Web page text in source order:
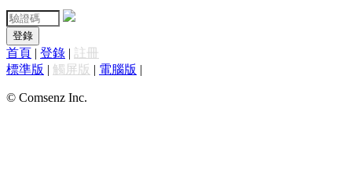
登錄
首頁 | 登錄 | 註冊
標準版 | 觸屏版 | 電腦版 |
© Comsenz Inc.